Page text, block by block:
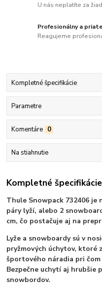
U nás neplatíte za
Profesionálny a
Reagujeme
Kompletné špecifikácie
Parametre
Komentáre 0
Na stiahnutie
Kompletné špecifikácie
Thule Snowpack 732406
páry lyží, alebo 2
cm, čo postačuje aj na
Lyže a snowboardy sú v
pryžmových úchytov, ktoré
športového náradia pri
Bezpečne uchytí aj hrubšie
snowbordov.